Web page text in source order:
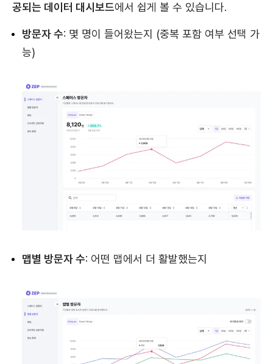
공되는 데이터 대시보드에서 쉽게 볼 수 있습니다.
방문자 수: 몇 명이 들어왔는지 (중복 포함 여부 선택 가
능)
맵별 방문자 수: 어떤 맵에서 더 활발했는지